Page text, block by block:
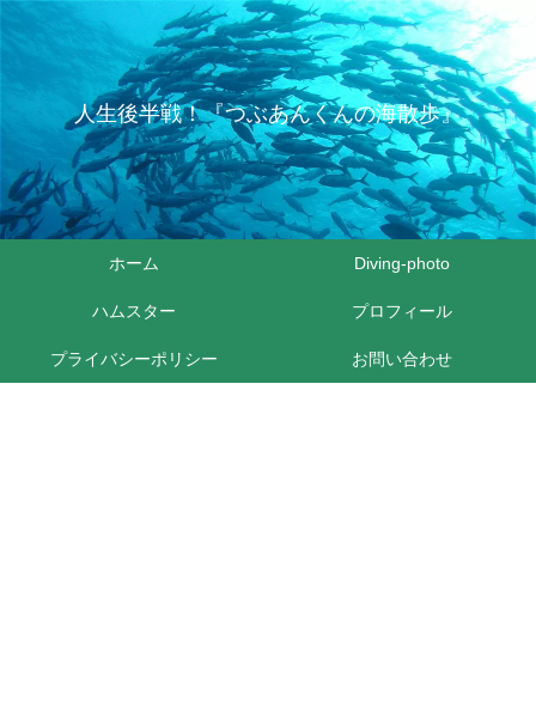
人生後半戦！『つぶあんくんの海散歩』
ホーム Diving-photo
ハムスター プロフィール
プライバシーポリシー お問い合わせ